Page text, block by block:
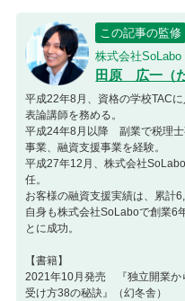
この記事の監修
株式会社
田原 広一（
平成22年8月、資格の学校TAC
表論講師を務める。
平成24年8月以降 副業で税理士
事業、融資支援事業を経験。
平成27年12月、株式会社
任。
お客様の融資支援実績は、累計
自身も株式会社SoLaboで創業6
とに成功。
【書籍】
2021年10月発売 『独立開業か
受け方38の秘訣』（幻冬舎）